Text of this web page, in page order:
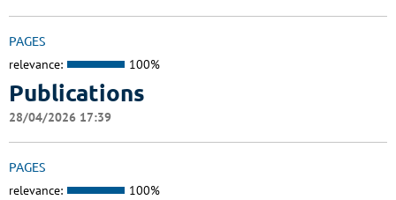
PAGES
relevance: 100%
Publications
28/04/2026 17:39
PAGES
relevance: 100%